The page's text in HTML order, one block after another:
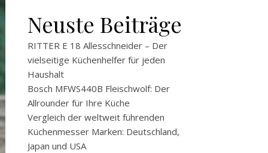
Neuste Beiträge
RITTER E 18 Allesschneider – Der
vielseitige Küchenhelfer für jeden
Haushalt
Bosch MFWS440B Fleischwolf: Der
Allrounder für Ihre Küche
Vergleich der weltweit führenden
Küchenmesser Marken: Deutschland,
Japan und USA